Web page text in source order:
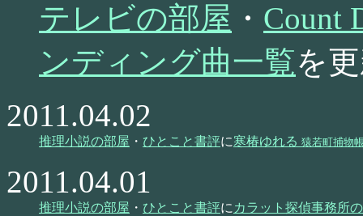
テレビの部屋 ・ Count
ンディング曲一覧を
2011.04.02
推理小説の部屋 ・ ひとこと書評に寒椿ゆれる 猿若町捕物
2011.04.01
推理小説の部屋 ・ ひとこと書評に カラット探偵事務所